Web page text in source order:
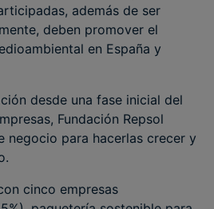
además de ser
deben promover el
en España y
desde una fase inicial del
Fundación Repsol
negocio para hacerlas crecer y
cinco empresas